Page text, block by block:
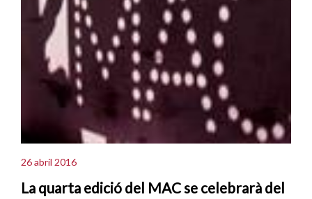
26 abril 2016
La quarta edició del MAC se celebrarà del